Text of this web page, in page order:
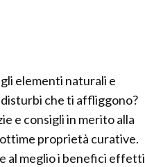
elementi naturali e
disturbi che ti affliggono?
e consigli in merito alla
proprietà curative.
al meglio i benefici effetti